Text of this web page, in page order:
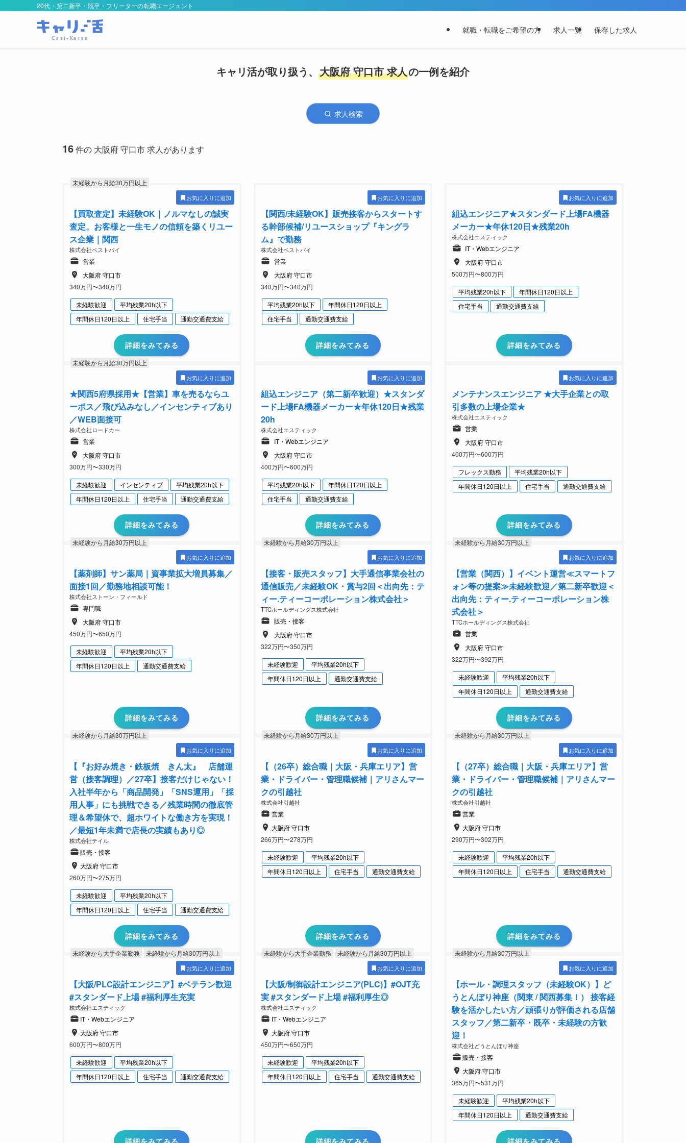
20代・第二新卒・既卒・フリーターの転職エージェント
就職・転職をご希望の方 求人一覧 保存した求人
キャリ活が取り扱う、 大阪府 守口市 求人の一例を紹介
求人検索
16件の 大阪府 守口市 求人があります
未経験から月給30万円以上
お気に入りに追加
【買取査定】未経験OK｜ノルマなしの誠実
査定。お客様と一生モノの信頼を築くリユー
ス企業｜関西
株式会社ベストバイ
営業
大阪府 守口市
340万円〜340万円
未経験歓迎
平均残業20h以下
年間休日120日以上
住宅手当 通勤交通費支給
詳細をみてみる
お気に入りに追加
【関西/未経験OK】販売接客からスタートす
る幹部候補/リユースショップ『キングラ
ム』で勤務
株式会社ベストバイ
営業
大阪府 守口市
340万円〜340万円
平均残業20h以下
年間休日120日以上
住宅手当
通勤交通費支給
詳細をみてみる
お気に入りに追加
組込エンジニア★スタンダード上場FA機器
メーカー★年休120⽇★残業20h
株式会社エスティック
IT・Webエンジニア
大阪府 守口市
500万円〜800万円
平均残業20h以下
年間休日120日以上
住宅手当
通勤交通費支給
詳細をみてみる
未経験から月給30万円以上
お気に入りに追加
★関西5府県採用★【営業】車を売るならユ
ーポス／飛び込みなし／インセンティブあり
／WEB面接可
株式会社ロードカー
営業
大阪府 守口市
300万円〜330万円
未経験歓迎 インセンティブ
平均残業20h以下
年間休日120日以上
住宅手当 通勤交通費支給
詳細をみてみる
お気に入りに追加
組込エンジニア（第二新卒歓迎）★スタンダ
ード上場FA機器メーカー★年休120⽇★残業
20h
株式会社エスティック
IT・Webエンジニア
大阪府 守口市
400万円〜600万円
平均残業20h以下
年間休日120日以上
住宅手当
通勤交通費支給
詳細をみてみる
お気に入りに追加
メンテナンスエンジニア ★大手企業との取
引多数の上場企業★
株式会社エスティック
営業
大阪府 守口市
400万円〜600万円
フレックス勤務
平均残業20h以下
年間休日120日以上
住宅手当 通勤交通費支給
詳細をみてみる
未経験から月給30万円以上
お気に入りに追加
【薬剤師】サン薬局｜資事業拡大増員募集／
面接1回／勤務地相談可能！
株式会社ストーン・フィールド
専門職
大阪府 守口市
450万円〜650万円
未経験歓迎
平均残業20h以下
年間休日120日以上
通勤交通費支給
詳細をみてみる
未経験から月給30万円以上
お気に入りに追加
【接客・販売スタッフ】大手通信事業会社の
通信販売／未経験OK・賞与2回＜出向先：テ
ィー.ティーコーポレーション株式会社＞
TTCホールディングス株式会社
販売・接客
大阪府 守口市
322万円〜350万円
未経験歓迎
平均残業20h以下
年間休日120日以上
通勤交通費支給
詳細をみてみる
未経験から月給30万円以上
お気に入りに追加
【営業（関西）】イベント運営≪スマートフ
ォン等の提案≫未経験歓迎／第二新卒歓迎＜
出向先：ティー.ティーコーポレーション株
式会社＞
TTCホールディングス株式会社
営業
大阪府 守口市
322万円〜392万円
未経験歓迎
平均残業20h以下
年間休日120日以上
通勤交通費支給
詳細をみてみる
未経験から月給30万円以上
お気に入りに追加
【『お好み焼き・鉄板焼 きん太』 店舗運
営（接客調理）／27卒】接客だけじゃない！
入社半年から「商品開発」「SNS運用」「採
用人事」にも挑戦できる／残業時間の徹底管
理＆希望休で、超ホワイトな働き方を実現！
／最短1年未満で店長の実績もあり◎
株式会社テイル
販売・接客
大阪府 守口市
260万円〜275万円
未経験歓迎
平均残業20h以下
年間休日120日以上
住宅手当 通勤交通費支給
詳細をみてみる
未経験から月給30万円以上
お気に入りに追加
【（26卒）総合職｜大阪・兵庫エリア】営
業・ドライバー・管理職候補｜アリさんマー
クの引越社
株式会社引越社
営業
大阪府 守口市
266万円〜278万円
未経験歓迎
平均残業20h以下
年間休日120日以上
住宅手当 通勤交通費支給
詳細をみてみる
未経験から月給30万円以上
お気に入りに追加
【（27卒）総合職｜大阪・兵庫エリア】営
業・ドライバー・管理職候補｜アリさんマー
クの引越社
株式会社引越社
営業
大阪府 守口市
290万円〜302万円
未経験歓迎
平均残業20h以下
年間休日120日以上
住宅手当 通勤交通費支給
詳細をみてみる
未経験から大手企業勤務 未経験から月給30万円以上
お気に入りに追加
【大阪/PLC設計エンジニア】#ベテラン歓迎
#スタンダード上場 #福利厚生充実
株式会社エスティック
IT・Webエンジニア
大阪府 守口市
600万円〜800万円
未経験歓迎
平均残業20h以下
年間休日120日以上
住宅手当 通勤交通費支給
未経験から大手企業勤務 未経験から月給30万円以上
お気に入りに追加
【大阪/制御設計エンジニア(PLC)】#OJT充
実 #スタンダード上場 #福利厚生◎
株式会社エスティック
IT・Webエンジニア
大阪府 守口市
450万円〜650万円
未経験歓迎
平均残業20h以下
年間休日120日以上
住宅手当 通勤交通費支給
未経験から月給30万円以上
お気に入りに追加
【ホール・調理スタッフ（未経験OK）】ど
うとんぼり神座（関東 / 関西募集！） 接客経
験を活かしたい方／頑張りが評価される店舗
スタッフ／第二新卒・既卒・未経験の方歓
迎！
株式会社どうとんぼり神座
販売・接客
大阪府 守口市
365万円〜531万円
未経験歓迎
平均残業20h以下
年間休日120日以上
通勤交通費支給